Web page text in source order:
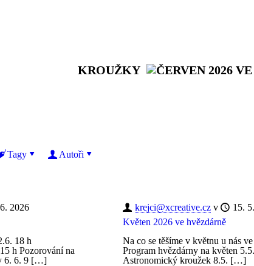
KROUŽKY
Tagy Autoři
2026
18 h
h Pozorování na
6. 6. 9[…]
krejci@xcreative.cz v
15.
Květen 2026 ve hvězdárně
Na co se těšíme v květnu u nás
Program hvězdárny na květen
Astronomický kroužek 8.5. […]